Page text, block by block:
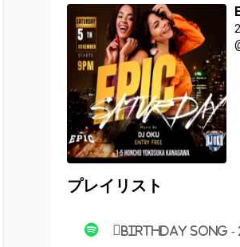
プレイリスト
Birthday Song -